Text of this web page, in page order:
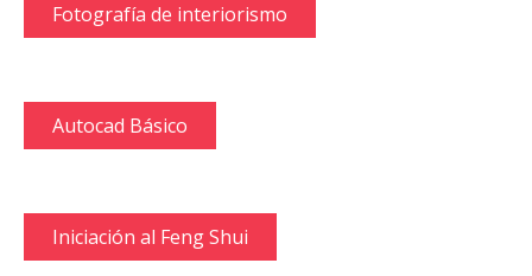
Fotografía de interiorismo
Autocad Básico
Iniciación al Feng Shui